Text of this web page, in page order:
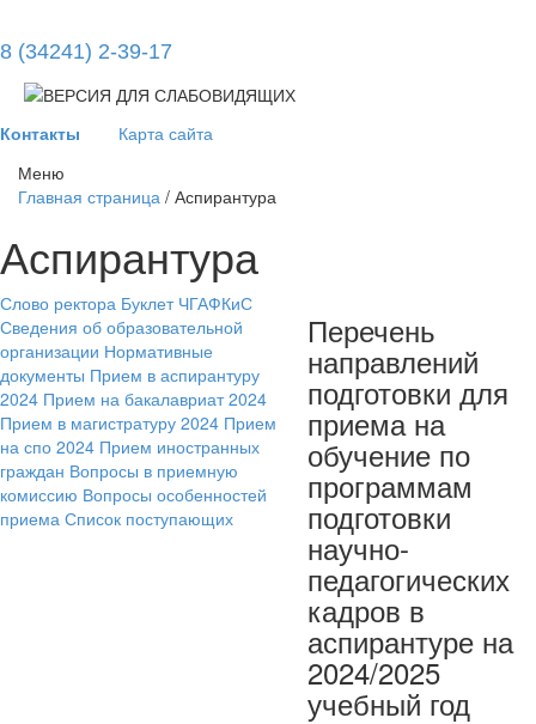
8 (34241) 2-39-17
Контакты Карта сайта
Меню
Главная страница / Аспирантура
Аспирантура
Слово ректора Буклет ЧГАФКиС
Сведения об образовательной
организации Нормативные
документы Прием в аспирантуру
2024 Прием на бакалавриат 2024
Прием в магистратуру 2024 Прием
на спо 2024 Прием иностранных
граждан Вопросы в приемную
комиссию Вопросы особенностей
приема Список поступающих
Перечень
направлений
подготовки для
приема на
обучение по
программам
подготовки
научно-
педагогических
кадров в
аспирантуре на
2024/2025
учебный год